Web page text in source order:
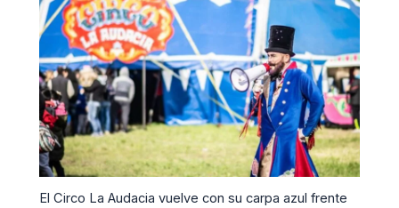
El Circo La Audacia vuelve con su carpa azul frente